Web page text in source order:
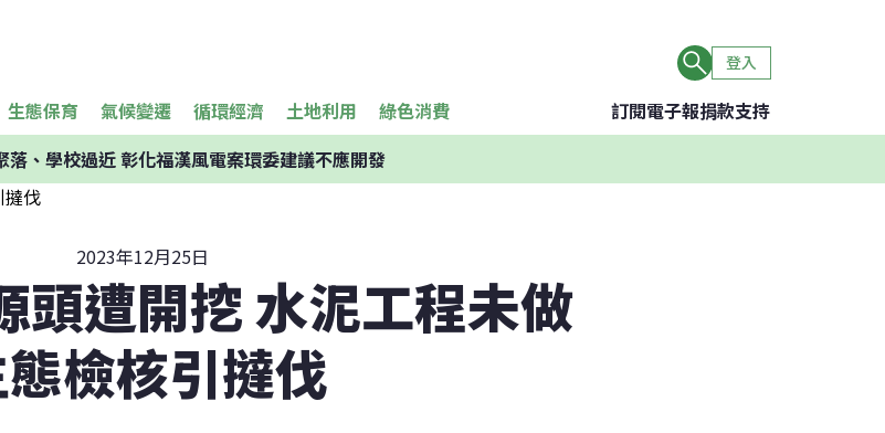
登入
生態保育 氣候變遷 循環經濟 土地利用 綠色消費 訂閱電子報捐款支持
落、學校過近 彰化福漢風電案環委建議不應開發
2023年12月25日
頭遭開挖 水泥工程未做
檢核引撻伐